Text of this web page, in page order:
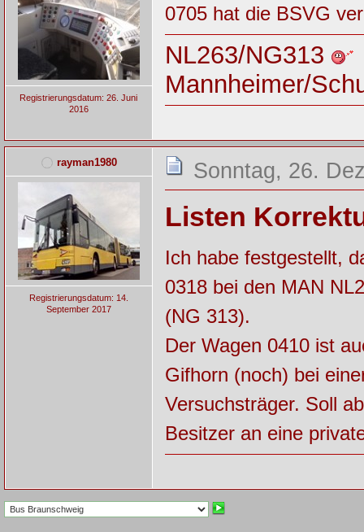
Registrierungsdatum: 26. Juni
2016
0705 hat die BSVG
NL263/NG313
Mannheimer/
rayman1980
Registrierungsdatum: 14.
September 2017
Sonntag, 26.
Listen
Ich habe festgestellt,
0318 bei den MAN
(NG 313).
Der Wagen 0410 ist
Gifhorn (noch) bei
Versuchsträger. Soll
Besitzer an eine